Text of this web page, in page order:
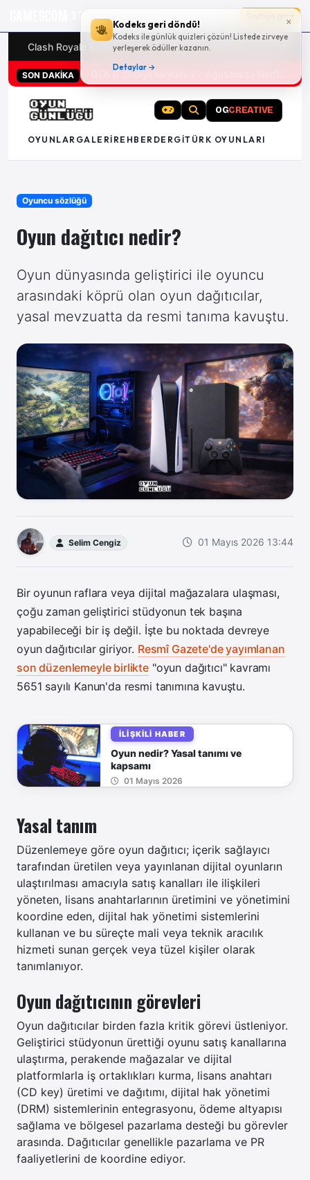
×
Kodeks geri döndü!
Kodeks ile günlük quizleri çözün! Listede zirveye
yerleşerek ödüller kazanın.
Detaylar →
17g 23:44:30
Clash Royale kodları Türk oyunları (PC ve konsollar) -
SON DAKİKA
OGCREATIVE
OYUNLAR GALERI REHBER DERGITÜRK OYUNLARI
Oyuncu sözlüğü
Oyun dağıtıcı nedir?
Oyun dünyasında geliştirici ile oyuncu
arasındaki köprü olan oyun dağıtıcılar,
yasal mevzuatta da resmi tanıma kavuştu.
Selim Cengiz 01 Mayıs 2026 13:44
Bir oyunun raflara veya dijital mağazalara ulaşması,
çoğu zaman geliştirici stüdyonun tek başına
yapabileceği bir iş değil. İşte bu noktada devreye
oyun dağıtıcılar giriyor. Resmî Gazete'de yayımlanan
son düzenlemeyle birlikte "oyun dağıtıcı" kavramı
5651 sayılı Kanun'da resmi tanımına kavuştu.
İLIŞKILI HABER
Oyun nedir? Yasal tanımı ve
kapsamı
01 Mayıs 2026
Yasal tanım
Düzenlemeye göre oyun dağıtıcı; içerik sağlayıcı
tarafından üretilen veya yayınlanan dijital oyunların
ulaştırılması amacıyla satış kanalları ile ilişkileri
yöneten, lisans anahtarlarının üretimini ve yönetimini
koordine eden, dijital hak yönetimi sistemlerini
kullanan ve bu süreçte mali veya teknik aracılık
hizmeti sunan gerçek veya tüzel kişiler olarak
tanımlanıyor.
Oyun dağıtıcının görevleri
Oyun dağıtıcılar birden fazla kritik görevi üstleniyor.
Geliştirici stüdyonun ürettiği oyunu satış kanallarına
ulaştırma, perakende mağazalar ve dijital
platformlarla iş ortaklıkları kurma, lisans anahtarı
(CD key) üretimi ve dağıtımı, dijital hak yönetimi
(DRM) sistemlerinin entegrasyonu, ödeme altyapısı
sağlama ve bölgesel pazarlama desteği bu görevler
arasında. Dağıtıcılar genellikle pazarlama ve PR
faaliyetlerini de koordine ediyor.